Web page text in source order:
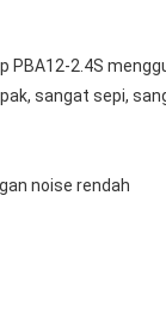
PBA12-2.4S
sangat sepi,
noise rendah